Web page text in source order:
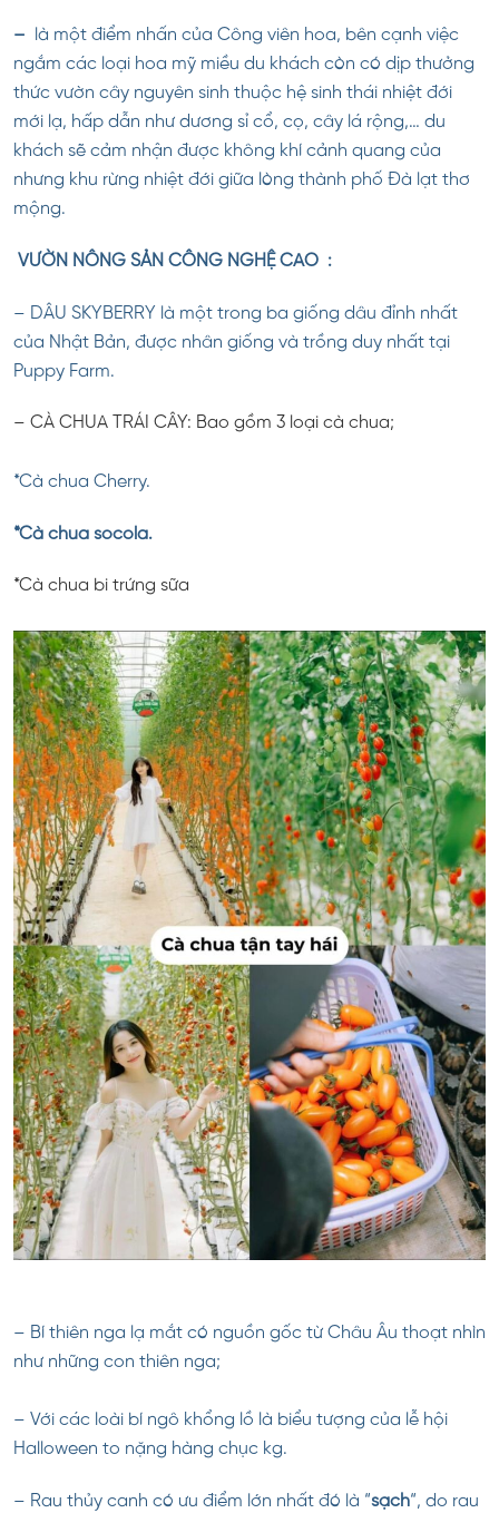
–
là một điểm nhấn của Công viên hoa, bên cạnh việc
ngắm các loại hoa mỹ miều du khách còn có dịp thưởng
thức vườn cây nguyên sinh thuộc hệ sinh thái nhiệt đới
mới lạ, hấp dẫn như dương sỉ cổ, cọ, cây lá rộng,… du
khách sẽ cảm nhận được không khí cảnh quang của
nhưng khu rừng nhiệt đới giữa lòng thành phố Đà lạt thơ
mộng.
VƯỜN NÔNG SẢN CÔNG NGHỆ CAO :
– DÂU SKYBERRY là một trong ba giống dâu đỉnh nhất
của Nhật Bản, được nhân giống và trồng duy nhất tại
Puppy Farm.
– CÀ CHUA TRÁI CÂY: Bao gồm 3 loại cà chua;
*Cà chua Cherry.
*Cà chua socola.
*Cà chua bi trứng sữa
– Bí thiên nga lạ mắt có nguồn gốc từ Châu Âu thoạt nhìn
như những con thiên nga;
– Với các loài bí ngô khổng lồ là biểu tượng của lễ hội
Halloween to nặng hàng chục kg.
– Rau thủy canh có ưu điểm lớn nhất đó là “sạch“, do rau